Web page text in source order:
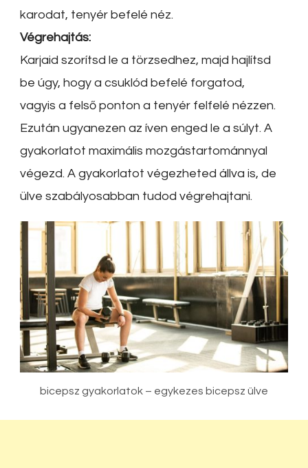
karodat, tenyér befelé néz.
Végrehajtás:
Karjaid szorítsd le a törzsedhez, majd hajlítsd
be úgy, hogy a csuklód befelé forgatod,
vagyis a felső ponton a tenyér felfelé nézzen.
Ezután ugyanezen az íven enged le a súlyt. A
gyakorlatot maximális mozgástartománnyal
végezd. A gyakorlatot végezheted állva is, de
ülve szabályosabban tudod végrehajtani.
bicepsz gyakorlatok – egykezes bicepsz ülve